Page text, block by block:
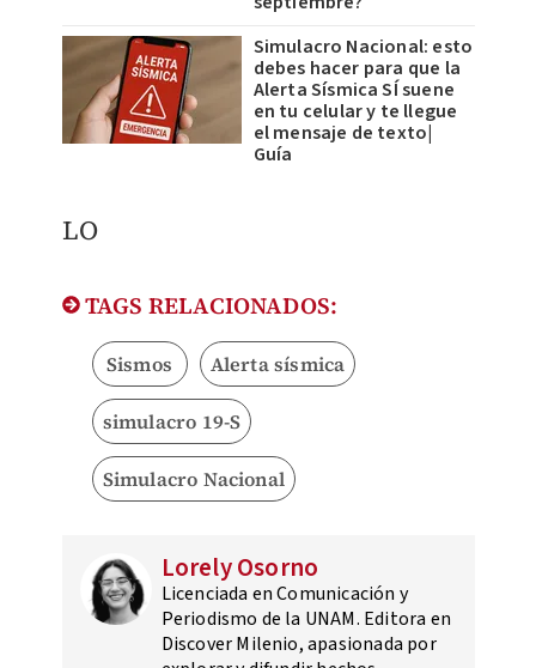
Simulacro Nacional: esto
debes hacer para que la
Alerta Sísmica SÍ suene
en tu celular y te llegue
el mensaje de texto|
Guía
LO
TAGS RELACIONADOS:
Sismos Alerta sísmica
simulacro 19-S
Simulacro Nacional
Lorely Osorno
Licenciada en Comunicación y
Periodismo de la UNAM. Editora en
Discover Milenio, apasionada por